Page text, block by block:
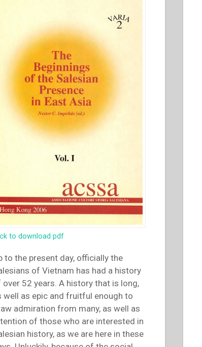
to download pdf
to the present day, officially the
of Vietnam has had a history
over 52 years. A history that is long,
well as epic and fruitful enough to
admiration from many, as well as
of those who are interested in
history, as we are here in these